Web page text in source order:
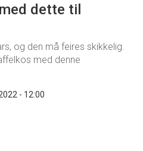
dette til
og den må feires skikkelig.
med denne
- 12:00